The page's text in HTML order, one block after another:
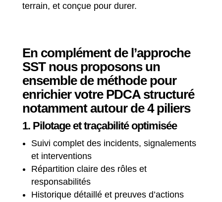
terrain, et conçue pour durer.
En complément de l’approche
SST nous proposons un
ensemble de méthode pour
enrichier votre PDCA structuré
notamment autour de 4 piliers
1. Pilotage et traçabilité optimisée
Suivi complet des incidents, signalements
et interventions
Répartition claire des rôles et
responsabilités
Historique détaillé et preuves d’actions